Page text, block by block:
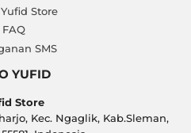
Store
FAQ
SMS
YUFID
Store
Kec. Ngaglik, Kab.Sleman,